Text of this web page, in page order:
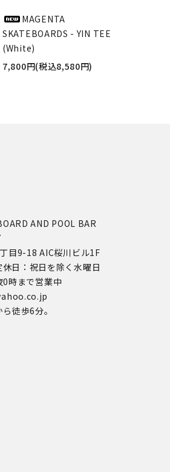
MAGENTA
SKATEBOARDS - YIN TEE
(White)
7,800円(税込8,580円)
AND POOL BAR
目9-18 AIC桜川ビル1F
日：祝日を除く水曜日
0時まで営業中
徒歩6分。